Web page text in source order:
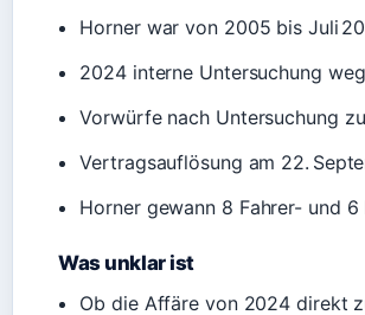
Horner war von 2005 bis Juli
2024 interne Untersuchung
Vorwürfe nach Untersuchung
Vertragsauflösung am 22.
Horner gewann 8 Fahrer- und
Was unklar ist
Ob die Affäre von 2024 direkt